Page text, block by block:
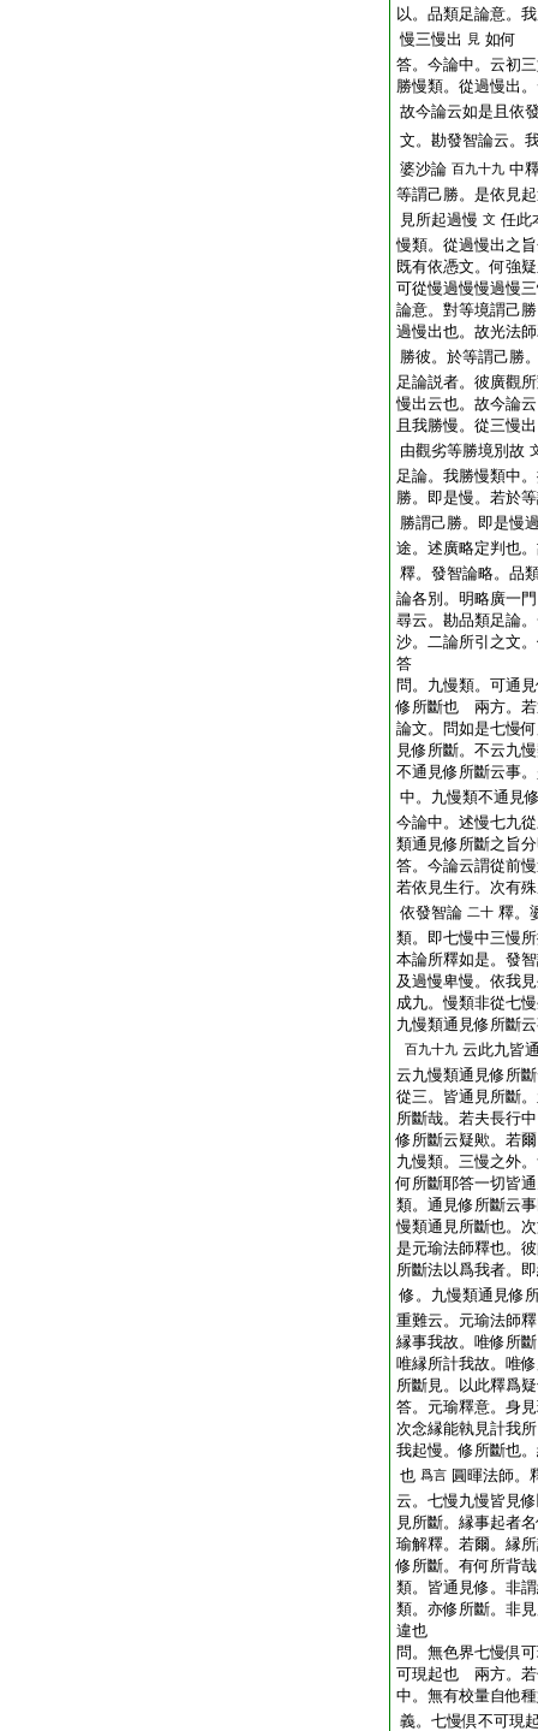
以。品類足論意。
慢三慢出
見 如何
答。今論中。云初
勝慢類。從過慢出
故今論云如是且依
文。勘發智論云。
婆沙論 百九十九 中
等謂己勝。是依見
見所起過慢 文 任此
慢類。從過慢出之
既有依憑文。何強
可從慢過慢慢過慢
論意。對等境謂己
過慢出也。故光法
勝彼。於等謂己勝
足論説者。彼廣觀
慢出云也。故今論
且我勝慢。從三慢
由觀劣等勝境別故
足論。我勝慢類中
勝。即是慢。若於
勝謂己勝。即是慢
途。述廣略定判也
釋。發智論略。品
論各別。明略廣一
尋云。勘品類足論
沙。二論所引之文
答
問。九慢類。可通
修所斷也 兩方。若
論文。問如是七慢
見修所斷。不云九
不通見修所斷云事
中。九慢類不通見
今論中。述慢七九
類通見修所斷之旨
答。今論云謂從前
若依見生行。次有
依發智論 二十 釋。
類。即七慢中三慢
本論所釋如是。發
及過慢卑慢。依我
成九。慢類非從七
九慢類通見修所斷
百九十九 云此九皆
云九慢類通見修所
從三。皆通見所斷
所斷哉。若夫長行
修所斷云疑歟。若
九慢類。三慢之外
何所斷耶答一切皆
類。通見修所斷云
慢類通見所斷也。
是元瑜法師釋也。
所斷法以爲我者。
修。九慢類通見修
重難云。元瑜法師
縁事我故。唯修所
唯縁所計我故。唯
所斷見。以此釋爲
答。元瑜釋意。身
次念縁能執見計我
我起慢。修所斷也
也 爲言 圓暉法師。
云。七慢九慢皆見
見所斷。縁事起者
瑜解釋。若爾。縁
修所斷。有何所背
類。皆通見修。非
類。亦修所斷。非
違也
問。無色界七慢倶
可現起也 兩方。若
中。無有校量自他
義。七慢倶不可現